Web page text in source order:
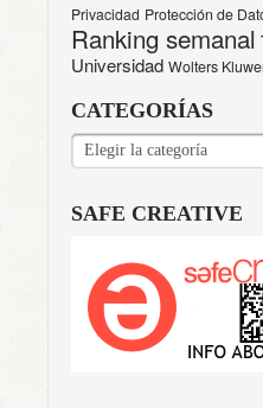
Privacidad Protección de
Ranking semanal
Universidad Wolters
CATEGORÍAS
CATEGORÍAS
SAFE CREATIVE